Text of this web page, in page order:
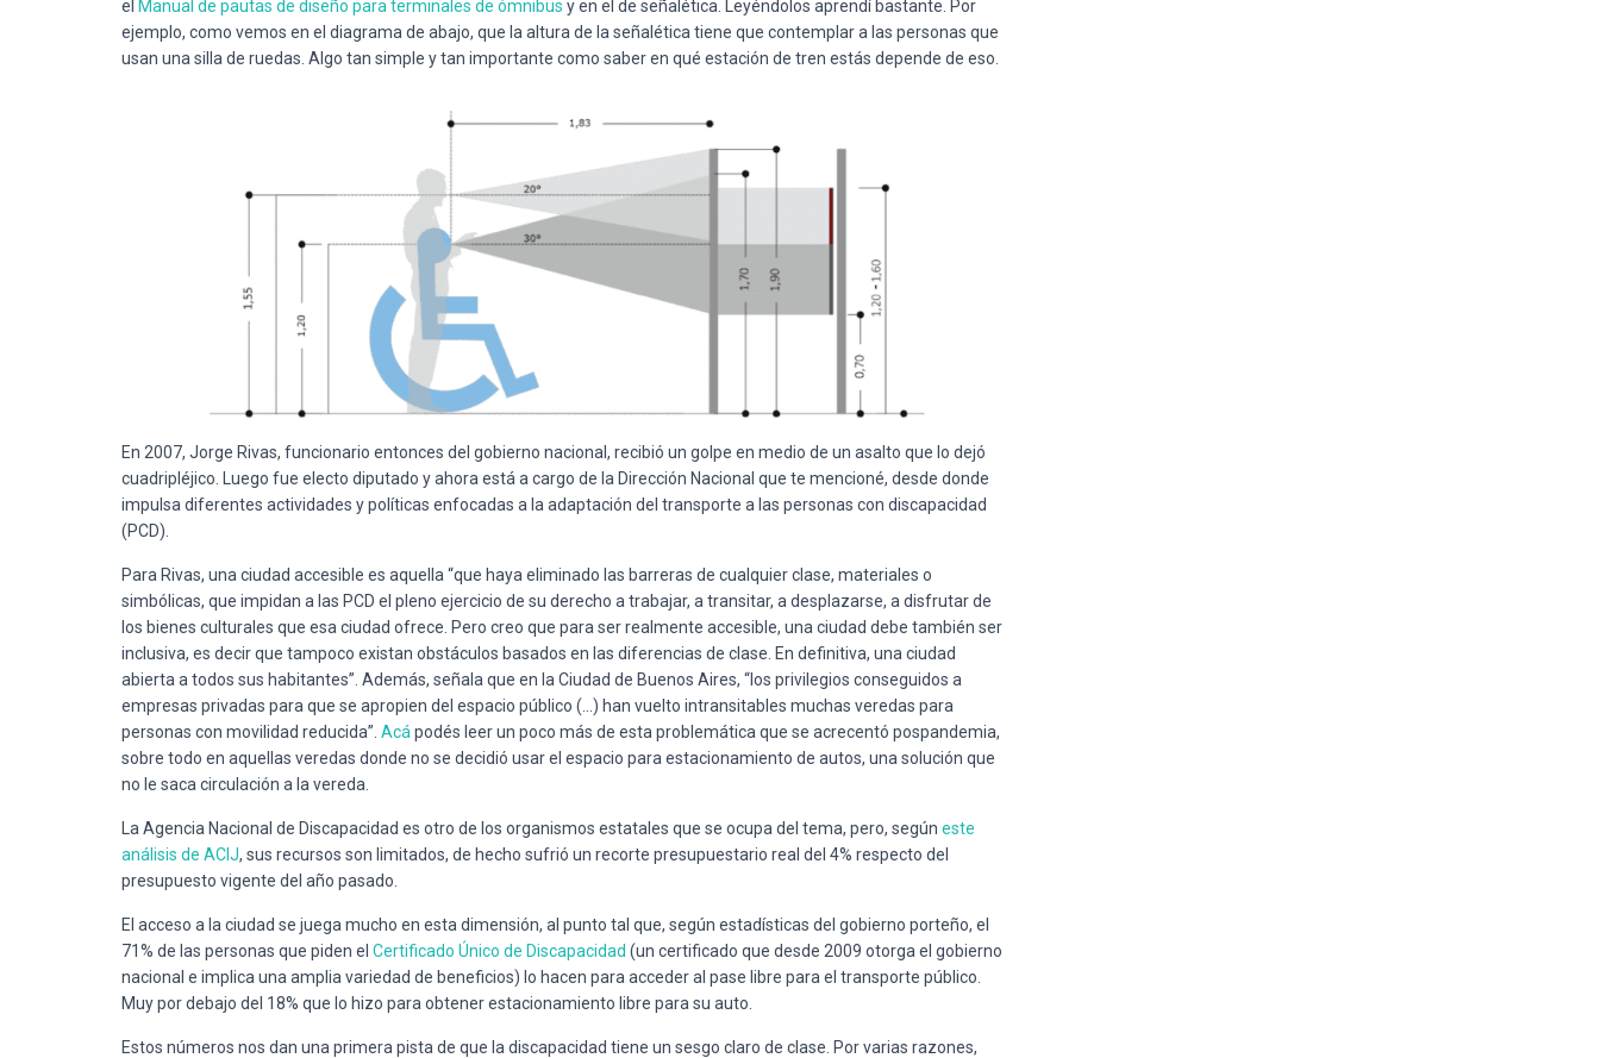
el Manual de pautas de diseño para terminales de ómnibus y en el de señalética. Leyéndolos aprendí bastante. Por
ejemplo, como vemos en el diagrama de abajo, que la altura de la señalética tiene que contemplar a las personas que
usan una silla de ruedas. Algo tan simple y tan importante como saber en qué estación de tren estás depende de eso.
En 2007, Jorge Rivas, funcionario entonces del gobierno nacional, recibió un golpe en medio de un asalto que lo dejó
cuadripléjico. Luego fue electo diputado y ahora está a cargo de la Dirección Nacional que te mencioné, desde donde
impulsa diferentes actividades y políticas enfocadas a la adaptación del transporte a las personas con discapacidad
(PCD).
Para Rivas, una ciudad accesible es aquella “que haya eliminado las barreras de cualquier clase, materiales o
simbólicas, que impidan a las PCD el pleno ejercicio de su derecho a trabajar, a transitar, a desplazarse, a disfrutar de
los bienes culturales que esa ciudad ofrece. Pero creo que para ser realmente accesible, una ciudad debe también ser
inclusiva, es decir que tampoco existan obstáculos basados en las diferencias de clase. En definitiva, una ciudad
abierta a todos sus habitantes”. Además, señala que en la Ciudad de Buenos Aires, “los privilegios conseguidos a
empresas privadas para que se apropien del espacio público (…) han vuelto intransitables muchas veredas para
personas con movilidad reducida”. Acá podés leer un poco más de esta problemática que se acrecentó pospandemia,
sobre todo en aquellas veredas donde no se decidió usar el espacio para estacionamiento de autos, una solución que
no le saca circulación a la vereda.
La Agencia Nacional de Discapacidad es otro de los organismos estatales que se ocupa del tema, pero, según este
análisis de ACIJ, sus recursos son limitados, de hecho sufrió un recorte presupuestario real del 4% respecto del
presupuesto vigente del año pasado.
El acceso a la ciudad se juega mucho en esta dimensión, al punto tal que, según estadísticas del gobierno porteño, el
71% de las personas que piden el Certificado Único de Discapacidad (un certificado que desde 2009 otorga el gobierno
nacional e implica una amplia variedad de beneficios) lo hacen para acceder al pase libre para el transporte público.
Muy por debajo del 18% que lo hizo para obtener estacionamiento libre para su auto.
Estos números nos dan una primera pista de que la discapacidad tiene un sesgo claro de clase. Por varias razones,